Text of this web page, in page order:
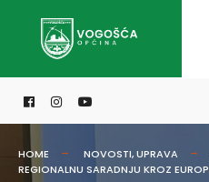
HOME NOVOSTI,UPRAVA
REGIONALNU SARADNJU KROZ
for: